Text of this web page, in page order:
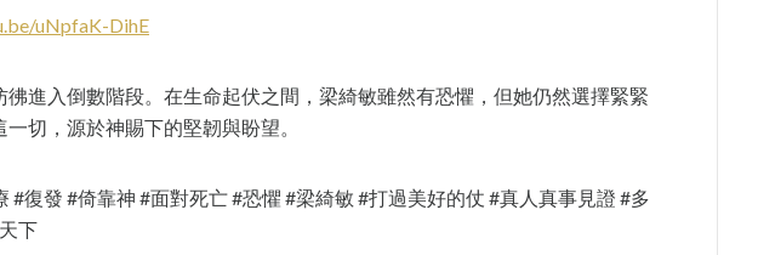
uNpfaK-DihE
進入倒數階段。在生命起伏之間，梁綺敏雖然有恐懼，但她仍然選擇緊緊
切，源於神賜下的堅韌與盼望。
#復發 #倚靠神 #面對死亡 #恐懼 #梁綺敏 #打過美好的仗 #真人真事見證 #多
下